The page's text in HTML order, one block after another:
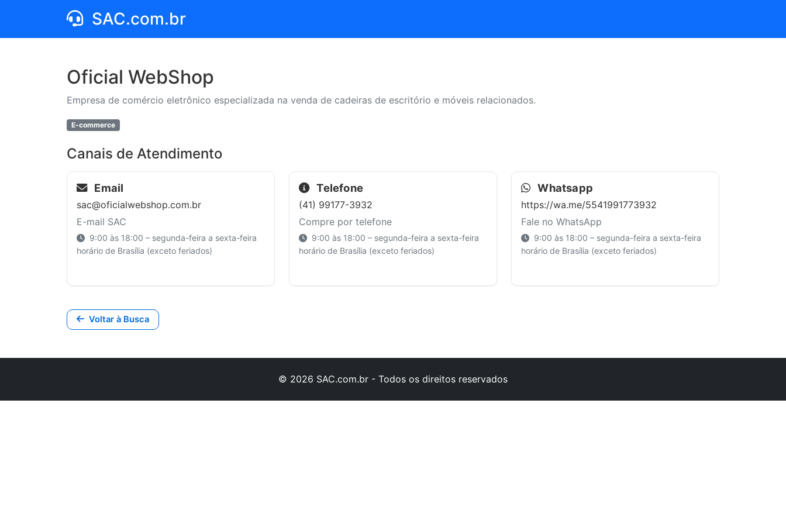
SAC.com.br
Oficial WebShop
Empresa de comércio eletrônico especializada na venda de cadeiras de escritório e móveis relacionados.
E-commerce
Canais de Atendimento
Email
sac@oficialwebshop.com.br
E-mail SAC
9:00 às 18:00 – segunda-feira a sexta-feira
horário de Brasília (exceto feriados)
Telefone
(41) 99177-3932
Compre por telefone
9:00 às 18:00 – segunda-feira a sexta-feira
horário de Brasília (exceto feriados)
Whatsapp
https://wa.me/5541991773932
Fale no WhatsApp
9:00 às 18:00 – segunda-feira a sexta-feira
horário de Brasília (exceto feriados)
Voltar à Busca
© 2026 SAC.com.br - Todos os direitos reservados